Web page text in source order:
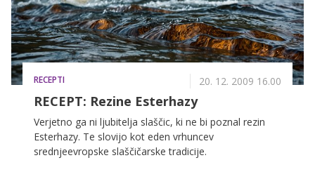
RECEPTI 20. 12. 2009 16.00
RECEPT: Rezine Esterhazy
Verjetno ga ni ljubitelja slaščic, ki ne bi poznal rezin
Esterhazy. Te slovijo kot eden vrhuncev
srednjeevropske slaščičarske tradicije.